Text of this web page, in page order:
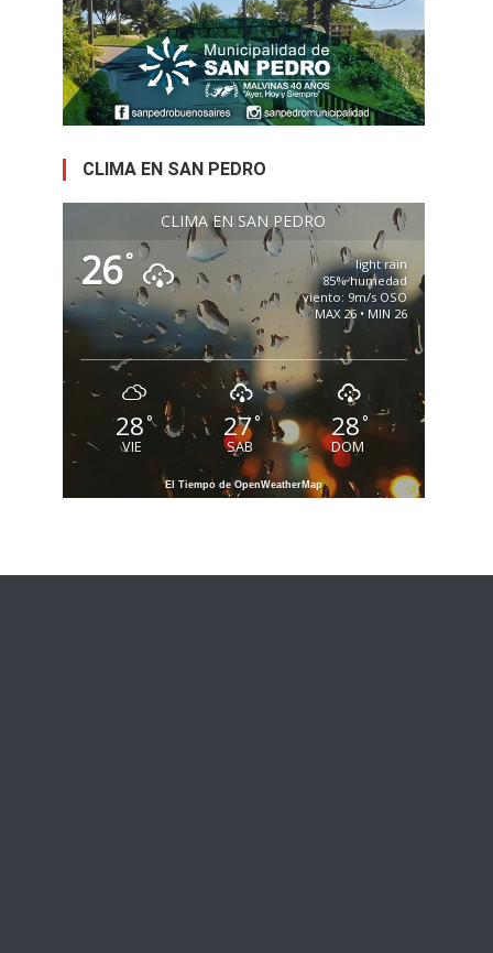
CLIMA EN SAN PEDRO
CLIMA EN SAN PEDRO
26°
light rain
85% humedad
viento: 9m/s OSO
MAX 26 • MIN 26
28°
VIE
27°
SAB
28°
DOM
El Tiempo de OpenWeatherMap